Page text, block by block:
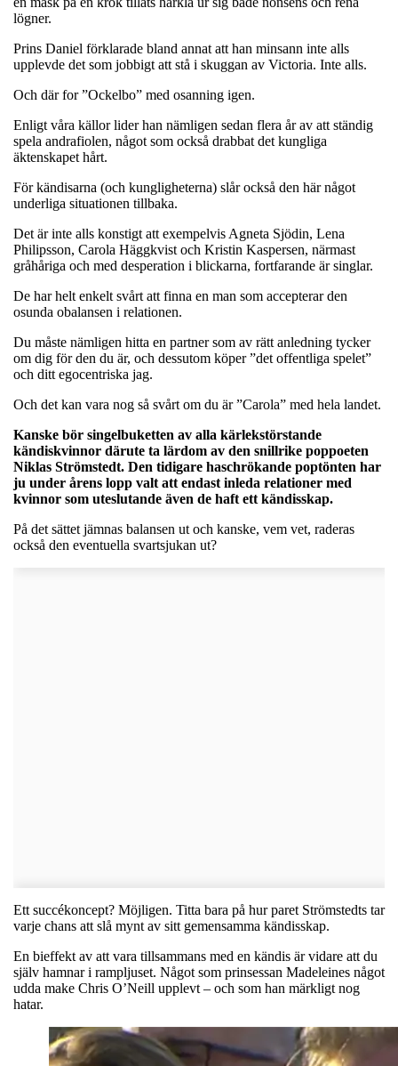
lögner.
Prins Daniel förklarade bland annat att han minsann inte alls
upplevde det som jobbigt att stå i skuggan av Victoria. Inte alls.
Och där for ”Ockelbo” med osanning igen.
Enligt våra källor lider han nämligen sedan flera år av att ständig
spela andrafiolen, något som också drabbat det kungliga
äktenskapet hårt.
För kändisarna (och kungligheterna) slår också den här något
underliga situationen tillbaka.
Det är inte alls konstigt att exempelvis Agneta Sjödin, Lena
Philipsson, Carola Häggkvist och Kristin Kaspersen, närmast
gråhåriga och med desperation i blickarna, fortfarande är singlar.
De har helt enkelt svårt att finna en man som accepterar den
osunda obalansen i relationen.
Du måste nämligen hitta en partner som av rätt anledning tycker
om dig för den du är, och dessutom köper ”det offentliga spelet”
och ditt egocentriska jag.
Och det kan vara nog så svårt om du är ”Carola” med hela landet.
Kanske bör singelbuketten av alla kärlekstörstande
kändiskvinnor därute ta lärdom av den snillrike poppoeten
Niklas Strömstedt. Den tidigare haschrökande poptönten har
ju under årens lopp valt att endast inleda relationer med
kvinnor som uteslutande även de haft ett kändisskap.
På det sättet jämnas balansen ut och kanske, vem vet, raderas
också den eventuella svartsjukan ut?
Ett succékoncept? Möjligen. Titta bara på hur paret Strömstedts tar
varje chans att slå mynt av sitt gemensamma kändisskap.
En bieffekt av att vara tillsammans med en kändis är vidare att du
själv hamnar i rampljuset. Något som prinsessan Madeleines något
udda make Chris O’Neill upplevt – och som han märkligt nog
hatar.